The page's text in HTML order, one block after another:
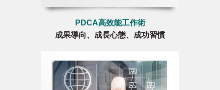
PDCA高效能工作術
成果導向、成長心態、成功習慣